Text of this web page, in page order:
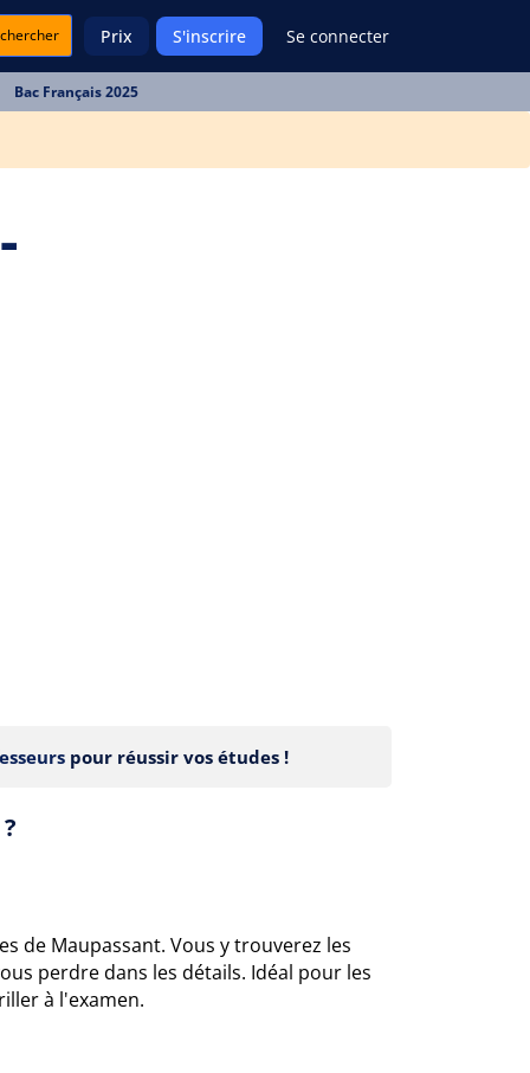
Prix S'inscrire Se connecter
Bac Français 2025
pour réussir vos études !
de Maupassant. Vous y trouverez les
perdre dans les détails. Idéal pour les
à l'examen.